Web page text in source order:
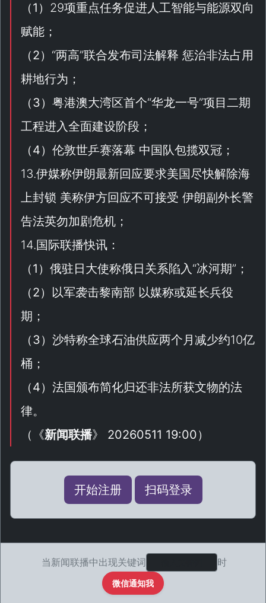
（1 ）29项重点任务促进人工智能与能源双向
赋能；
（2）“两高”联合发布司法解释 惩治非法占用
耕地行为；
（3）粤港澳大湾区首个“华龙一号”项目二期
工程进入全面建设阶段；
（4）伦敦世乒赛落幕 中国队包揽双冠；
13.伊媒称伊朗最新回应要求美国尽快解除海
上封锁 美称伊方回应不可接受 伊朗副外长警
告法英勿加剧危机；
14.国际联播快讯：
（1 ）俄驻日大使称俄日关系陷入“冰河期”；
（2）以军袭击黎南部 以媒称或延长兵役
期；
（3）沙特称全球石油供应两个月减少约10亿
桶；
（4）法国颁布简化归还非法所获文物的法
律。
（ 《新闻联播》 20260511 19:00）
开始注册 扫码登录
当新闻联播中出现关键词 时
微信通知我